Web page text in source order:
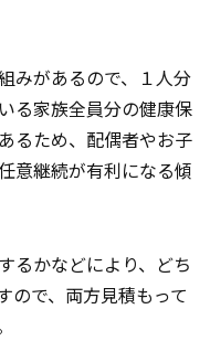
みがあるので、１人分
る家族全員分の健康保
るため、配偶者やお子
意継続が有利になる傾
るかなどにより、どち
ので、両方見積もって